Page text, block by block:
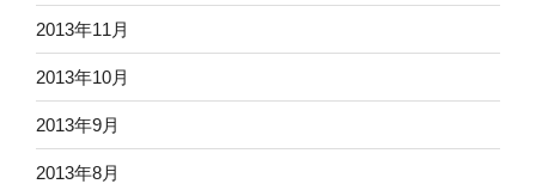
2013年11月
2013年10月
2013年9月
2013年8月